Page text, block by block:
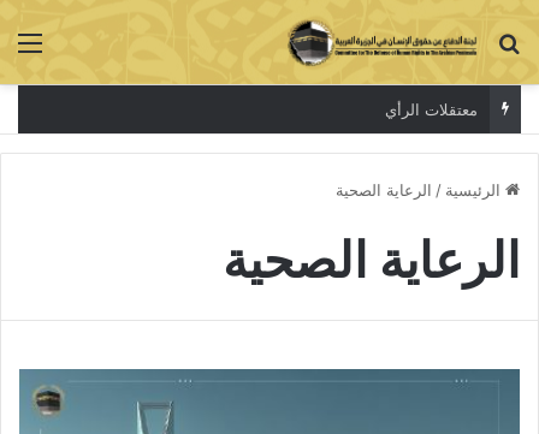
بحث عن
معتقلات الرأي
الرئيسية / الرعاية الصحية
الرعاية الصحية